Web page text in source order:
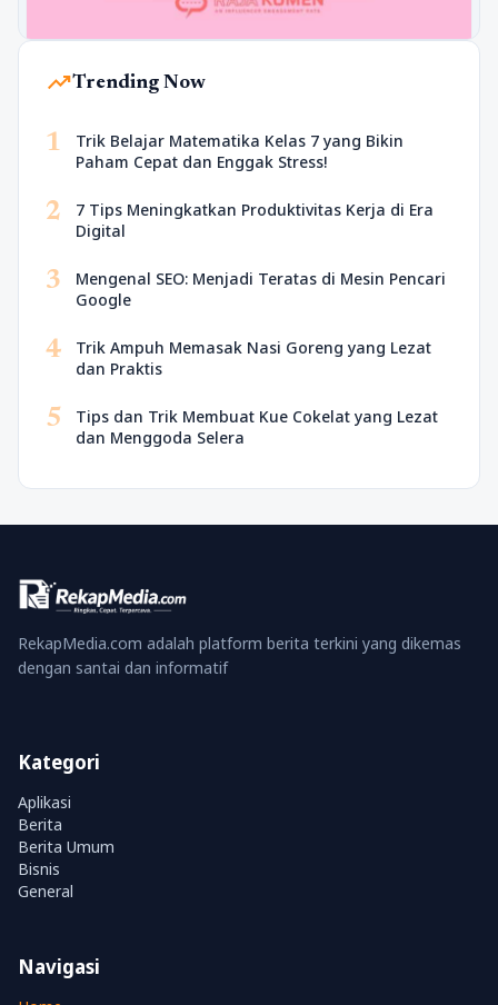
trending_upTrending Now
1
Trik Belajar Matematika Kelas 7 yang Bikin
Paham Cepat dan Enggak Stress!
2
7 Tips Meningkatkan Produktivitas Kerja di Era
Digital
3
Mengenal SEO: Menjadi Teratas di Mesin Pencari
Google
4
Trik Ampuh Memasak Nasi Goreng yang Lezat
dan Praktis
5
Tips dan Trik Membuat Kue Cokelat yang Lezat
dan Menggoda Selera
RekapMedia.com adalah platform berita terkini yang dikemas
dengan santai dan informatif
Kategori
Aplikasi
Berita
Berita Umum
Bisnis
General
Navigasi